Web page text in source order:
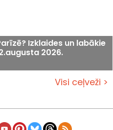
Izklaides un labākie
2026.
Visi ceļveži >